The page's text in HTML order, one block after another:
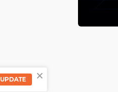
×
UPDATE